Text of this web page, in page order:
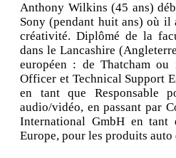
Anthony Wilkins (45 ans)
Sony (pendant huit ans) où il
créativité. Diplômé de la
dans le Lancashire
européen : de Thatcham
Officer et Technical Support
en tant que Responsable
audio/vidéo, en passant par
International GmbH en tant
Europe, pour les produits auto